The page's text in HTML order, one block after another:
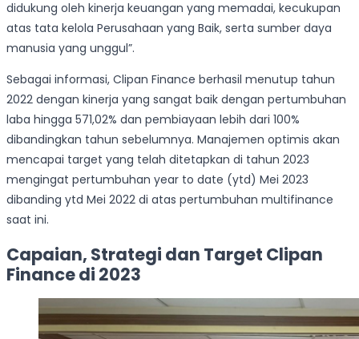
didukung oleh kinerja keuangan yang memadai, kecukupan
atas tata kelola Perusahaan yang Baik, serta sumber daya
manusia yang unggul”.
Sebagai informasi, Clipan Finance berhasil menutup tahun
2022 dengan kinerja yang sangat baik dengan pertumbuhan
laba hingga 571,02% dan pembiayaan lebih dari 100%
dibandingkan tahun sebelumnya. Manajemen optimis akan
mencapai target yang telah ditetapkan di tahun 2023
mengingat pertumbuhan year to date (ytd) Mei 2023
dibanding ytd Mei 2022 di atas pertumbuhan multifinance
saat ini.
Capaian, Strategi dan Target Clipan
Finance di 2023